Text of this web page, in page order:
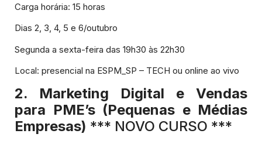
Carga horária: 15 horas
Dias 2, 3, 4, 5 e 6/outubro
Segunda a sexta-feira das 19h30 às 22h30
Local: presencial na ESPM_SP – TECH ou online ao vivo
2. Marketing Digital e Vendas
para PME’s (Pequenas e Médias
Empresas) *** NOVO CURSO ***